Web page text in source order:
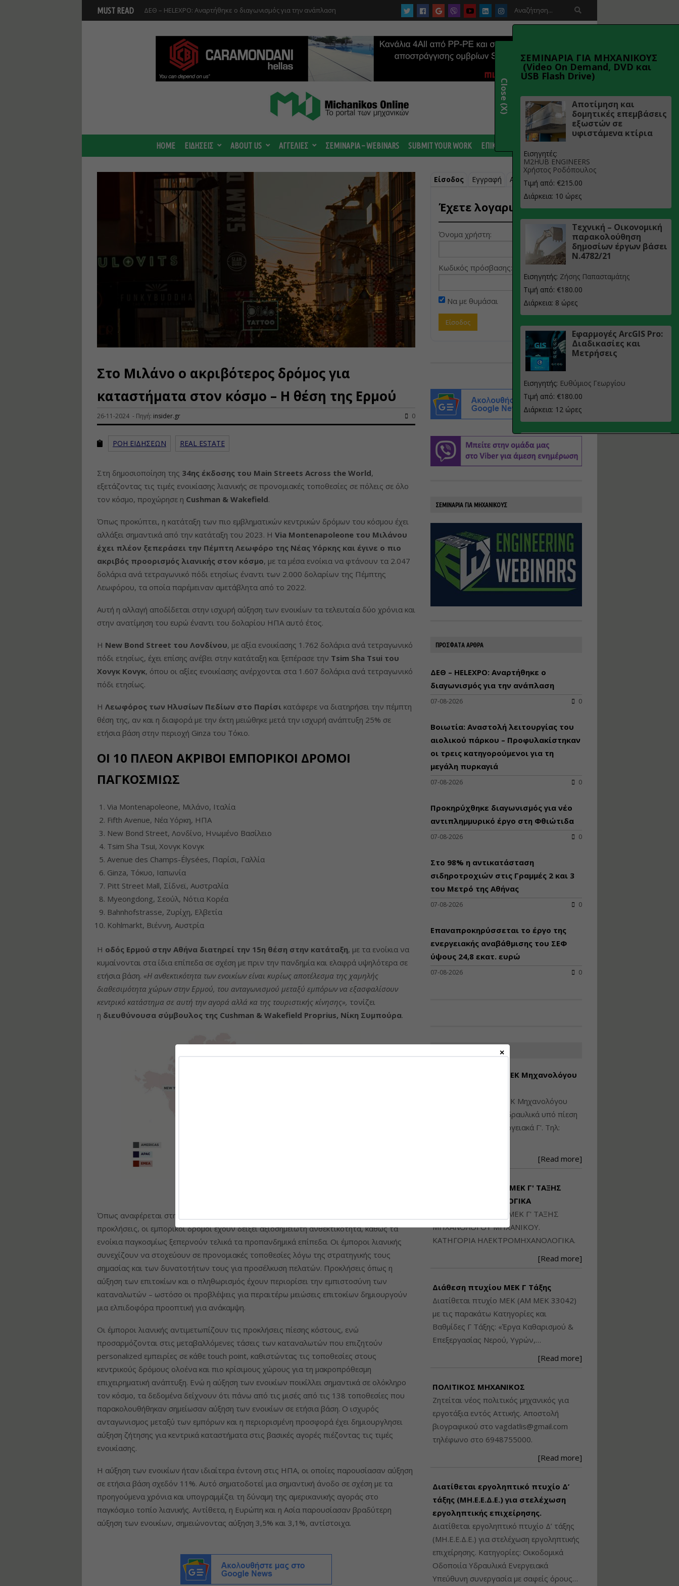
MUST READ ΔΕΘ – HELEXPO: Αναρτήθηκε ο διαγωνισμός για την ανάπλαση
Προφυλακίστηκαν οι τρεις κατηγορούμενοι για τη μεγάλη πυρκαγιά

HOME ΕΙΔΗΣΕΙΣ ABOUT US ΑΓΓΕΛΙΕΣ ΣΕΜΙΝΑΡΙΑ – WEBINARS SUBMIT YOUR WORK ΕΠΙΚΟΙΝΩΝΙΑ
Στο Μιλάνο ο ακριβότερος δρόμος για
καταστήματα στον κόσμο – Η θέση της Ερμού
26-11-2024 - Πηγή: insider.gr 0
ΡΟΗ ΕΙΔΗΣΕΩΝ REAL ESTATE
Στη δημοσιοποίηση της 34ης έκδοσης του Main Streets Across the World,
εξετάζοντας τις τιμές ενοικίασης λιανικής σε προνομιακές τοποθεσίες σε πόλεις σε όλο
τον κόσμο, προχώρησε η Cushman & Wakefield.
Όπως προκύπτει, η κατάταξη των πιο εμβληματικών κεντρικών δρόμων του κόσμου έχει
αλλάξει σημαντικά από την κατάταξη του 2023. Η Via Montenapoleone του Μιλάνου
έχει πλέον ξεπεράσει την Πέμπτη Λεωφόρο της Νέας Υόρκης και έγινε ο πιο
ακριβός προορισμός λιανικής στον κόσμο, με τα μέσα ενοίκια να φτάνουν τα 2.047
δολάρια ανά τετραγωνικό πόδι ετησίως έναντι των 2.000 δολαρίων της Πέμπτης
Λεωφόρου, τα οποία παρέμειναν αμετάβλητα από το 2022.
Αυτή η αλλαγή αποδίδεται στην ισχυρή αύξηση των ενοικίων τα τελευταία δύο χρόνια και
στην ανατίμηση του ευρώ έναντι του δολαρίου ΗΠΑ αυτό έτος.
Η New Bond Street του Λονδίνου, με αξία ενοικίασης 1.762 δολάρια ανά τετραγωνικό
πόδι ετησίως, έχει επίσης ανέβει στην κατάταξη και ξεπέρασε την Tsim Sha Tsui του
Χονγκ Κονγκ, όπου οι αξίες ενοικίασης ανέρχονται στα 1.607 δολάρια ανά τετραγωνικό
πόδι ετησίως.
Η Λεωφόρος των Ηλυσίων Πεδίων στο Παρίσι κατάφερε να διατηρήσει την πέμπτη
θέση της, αν και η διαφορά με την έκτη μειώθηκε μετά την ισχυρή ανάπτυξη 25% σε
ετήσια βάση στην περιοχή Ginza του Τόκιο.
ΟΙ 10 ΠΛΕΟΝ ΑΚΡΙΒΟΙ ΕΜΠΟΡΙΚΟΙ ΔΡΟΜΟΙ
ΠΑΓΚΟΣΜΙΩΣ
Via Montenapoleone, Μιλάνο, Ιταλία
Fifth Avenue, Νέα Υόρκη, ΗΠΑ
New Bond Street, Λονδίνο, Ηνωμένο Βασίλειο
Tsim Sha Tsui, Χονγκ Κονγκ
Avenue des Champs-Élysées, Παρίσι, Γαλλία
Ginza, Τόκυο, Ιαπωνία
Pitt Street Mall, Σίδνεϊ, Αυστραλία
Myeongdong, Σεούλ, Νότια Κορέα
Bahnhofstrasse, Ζυρίχη, Ελβετία
Kohlmarkt, Βιέννη, Αυστρία
Η οδός Eρμού στην Αθήνα διατηρεί την 15η θέση στην κατάταξη, με τα ενοίκια να
κυμαίνονται στα ίδια επίπεδα σε σχέση με πριν την πανδημία και ελαφρά υψηλότερα σε
ετήσια βάση. «Η ανθεκτικότητα των ενοικίων είναι κυρίως αποτέλεσμα της χαμηλής
διαθεσιμότητα χώρων στην Ερμού, του ανταγωνισμού μεταξύ εμπόρων να εξασφαλίσουν
κεντρικό κατάστημα σε αυτή την αγορά αλλά κα της τουριστικής κίνησης», τονίζει
η διευθύνουσα σύμβουλος της Cushman & Wakefield Proprius, Νίκη Συμπούρα.
Όπως αναφέρεται στην έκθεση της Cushman & Wakefield Proprius «παρά τις οικονομικές
προκλήσεις, οι εμπορικοί δρόμοι έχουν δείξει αξιοσημείωτη ανθεκτικότητα, καθώς τα
ενοίκια παγκοσμίως ξεπερνούν τελικά τα προπανδημικά επίπεδα. Οι έμποροι λιανικής
συνεχίζουν να στοχεύουν σε προνομιακές τοποθεσίες λόγω της στρατηγικής τους
σημασίας και των δυνατοτήτων τους για προσέλκυση πελατών. Προκλήσεις όπως η
αύξηση των επιτοκίων και ο πληθωρισμός έχουν περιορίσει την εμπιστοσύνη των
καταναλωτών – ωστόσο οι προβλέψεις για περαιτέρω μειώσεις επιτοκίων δημιουργούν
μια ελπιδοφόρα προοπτική για ανάκαμψη.
Οι έμποροι λιανικής αντιμετωπίζουν τις προκλήσεις πίεσης κόστους, ενώ
προσαρμόζονται στις μεταβαλλόμενες τάσεις των καταναλωτών που επιζητούν
personalized εμπειρίες σε κάθε touch point, καθιστώντας τις τοποθεσίες στους
κεντρικούς δρόμους ολοένα και πιο κρίσιμους χώρους για τη μακροπρόθεσμη
επιχειρηματική ανάπτυξη. Ενώ η αύξηση των ενοικίων ποικίλλει σημαντικά σε ολόκληρο
τον κόσμο, τα δεδομένα δείχνουν ότι πάνω από τις μισές από τις 138 τοποθεσίες που
παρακολουθήθηκαν σημείωσαν αύξηση των ενοικίων σε ετήσια βάση. Ο ισχυρός
ανταγωνισμος μεταξύ των εμπόρων και η περιορισμένη προσφορά έχει δημιουργλησει
αύξηση ζήτησης για κεντρικά καταστήματα στις βασικές αγορές πιέζοντας τις τιμές
ενοικίασης.
Η αύξηση των ενοικίων ήταν ιδιαίτερα έντονη στις ΗΠΑ, οι οποίες παρουσίασαν αύξηση
σε ετήσια βάση σχεδόν 11%. Αυτό σηματοδοτεί μια σημαντική άνοδο σε σχέση με τα
προηγούμενα χρόνια και υπογραμμίζει τη δύναμη της αμερικανικής αγοράς στο
παγκόσμιο τοπίο λιανικής. Αντίθετα, η Ευρώπη και η Ασία παρουσίασαν βραδύτερη
αύξηση των ενοικίων, σημειώνοντας αύξηση 3,5% και 3,1%, αντίστοιχα.
Είσοδος Εγγραφή Ανάκτηση κωδικού
Έχετε λογαριασμό;
Όνομα χρήστη:
Κωδικός πρόσβασης:
Να με θυμάσαι
ΣΕΜΙΝΑΡΙΑ ΓΙΑ ΜΗΧΑΝΙΚΟΥΣ
ΠΡΟΣΦΑΤΑ ΑΡΘΡΑ
ΔΕΘ – HELEXPO: Αναρτήθηκε ο
διαγωνισμός για την ανάπλαση
07-08-2026 0
Βοιωτία: Αναστολή λειτουργίας του
αιολικού πάρκου – Προφυλακίστηκαν
οι τρεις κατηγορούμενοι για τη
μεγάλη πυρκαγιά
07-08-2026 0
Προκηρύχθηκε διαγωνισμός για νέo
αντιπλημμυρικό έργο στη Φθιώτιδα
07-08-2026 0
Στο 98% η αντικατάσταση
σιδηροτροχιών στις Γραμμές 2 και 3
του Μετρό της Αθήνας
07-08-2026 0
Επαναπροκηρύσσεται το έργο της
ενεργειακής αναβάθμισης του ΣΕΦ
ύψους 24,8 εκατ. ευρώ
07-08-2026 0
Διάθεση Πτυχίου ΜΕΚ Μηχανολόγου
Διατίθεται πτυχίο ΜΕΚ Μηχανολόγου
Μηχανικού: Η/Μ Γ', Υδραυλικά υπό πίεση
Β', Βιομηχανικά - Ενεργειακά Γ'. Τηλ:
[Read more]
ΔΙΑΤΙΘΕΤΑΙ ΠΤΥΧΙΟ ΜΕΚ Γ' ΤΑΞΗΣ
ΗΛΕΚΤΡΟΜΗΧΑΝΟΛΟΓΙΚΑ
ΔΙΑΤΙΘΕΤΑΙ ΠΤΥΧΙΟ ΜΕΚ Γ' ΤΑΞΗΣ
ΜΗΧΑΝΟΛΟΓΟΥ ΜΗΧΑΝΙΚΟΥ.
ΚΑΤΗΓΟΡΙΑ ΗΛΕΚΤΡΟΜΗΧΑΝΟΛΟΓΙΚΑ.
[Read more]
Διάθεση πτυχίου ΜΕΚ Γ Τάξης
Διατίθεται πτυχίο ΜΕΚ (ΑΜ ΜΕΚ 33042)
με τις παρακάτω Κατηγορίες και
Βαθμίδες Γ Τάξης: «Έργα Καθαρισμού &
Επεξεργασίας Νερού, Υγρών,…
[Read more]
ΠΟΛΙΤΙΚΟΣ ΜΗΧΑΝΙΚΟΣ
Ζητείται νέος πολιτικός μηχανικός για
εργοτάξια εντός Αττικής. Αποστολή
βιογραφικού στο vagdatlis@gmail.com
τηλέφωνο στο 6948755000.
[Read more]
Διατίθεται εργοληπτικό πτυχίο Δ’
τάξης (ΜΗ.Ε.Ε.Δ.Ε.) για στελέχωση
εργοληπτικής επιχείρησης.
Διατίθεται εργοληπτικό πτυχίο Δ’ τάξης
(ΜΗ.Ε.Ε.Δ.Ε.) για στελέχωση εργοληπτικής
επιχείρησης. Κατηγορίες: Οικοδομικά
Οδοποιία Υδραυλικά Ενεργειακά
Υπεύθυνη συνεργασία με σαφείς όρους…
ΣΕΜΙΝΑΡΙΑ ΓΙΑ ΜΗΧΑΝΙΚΟΥΣ
(Video On Demand, DVD και
USB Flash Drive)
Αποτίμηση και
δομητικές επεμβάσεις
εξωστών σε
υφιστάμενα κτίρια
Εισηγητές:
M2HUB ENGINEERS
Χρήστος Ροδόπουλος
Τιμή από: €215.00
Διάρκεια: 10 ώρες
Τεχνική – Οικονομική
παρακολούθηση
δημοσίων έργων βάσει
Ν.4782/21
Εισηγητής: Ζήσης Παπασταμάτης
Τιμή από: €180.00
Διάρκεια: 8 ώρες
Εφαρμογές ArcGIS Pro:
Διαδικασίες και
Μετρήσεις
Εισηγητής: Ευθύμιος Γεωργίου
Τιμή από: €180.00
Διάρκεια: 12 ώρες
υλοποίηση
φωτοβολταϊκών
Τιμή από: €230.00
Διάρκεια: 16 ώρες
Αρχιτεκτονικός
Σχεδιασμός με το
Rhinoceros
υδατοδεξαμενής
Εισηγητής: Χρήστος Ροδόπουλος
Τιμή από: €230.00
Διάρκεια: 14 ώρες
Διαδικασία
κατάταξης
Νικόλαος Σαρούκος
Τιμή από: €145.00
Εισηγήτρια:Αναστασία Μητρακάκη
Διάρκεια: 9 ώρες
Διηρημένης
Πολεοδομικού
Σχεδίου Δόμησης
Εισηγήτρια:
Τιμή από: €145.00
Διάρκεια: 8 ώρες
Εισηγητής: Στέφανος Τουλόγλου
Τιμή από: €190.00
Διάρκεια: 12 ώρες
Εισηγητής:Λάμπρος Κίσσας
Τιμή από: €130.00
Διάρκεια: 6 ώρες
Close (X)